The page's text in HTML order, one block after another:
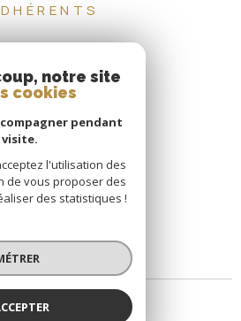
notre site
cookies
pendant
l'utilisation des
de vous proposer des
des statistiques !